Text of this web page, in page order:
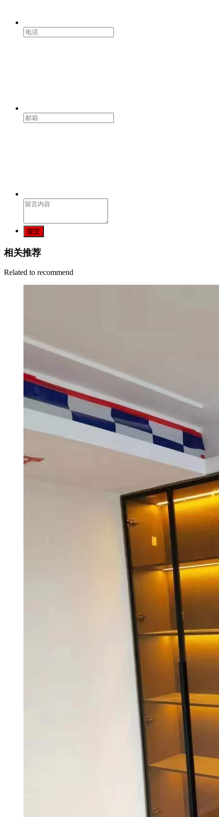
提交
相关推荐
Related to recommend